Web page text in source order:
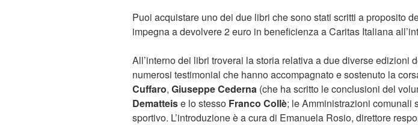
Puoi acquistare uno dei due libri che sono stati scritti a proposito
impegna a devolvere 2 euro in beneficienza a Caritas Italiana
All’interno dei libri troverai la storia relativa a due diverse
numerosi testimonial che hanno accompagnato e sostenuto la
Cuffaro, Giuseppe Cederna (che ha scritto le conclusioni del
Dematteise lo stesso Franco Collè; le Amministrazioni comunali
sportivo. L’introduzione è a cura di Emanuela Rosio, direttore